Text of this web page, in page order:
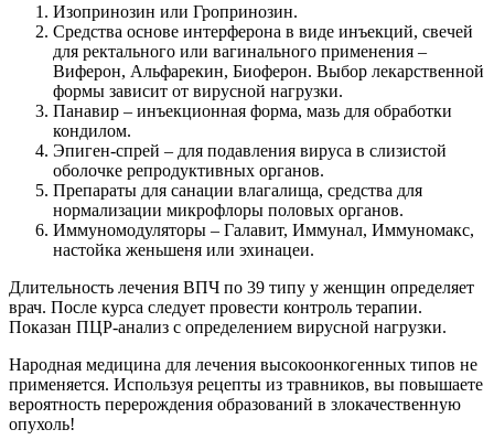
Изопринозин или Гропринозин.
Средства основе интерферона в виде инъекций, свечей
для ректального или вагинального применения –
Виферон, Альфарекин, Биоферон. Выбор лекарственной
формы зависит от вирусной нагрузки.
Панавир – инъекционная форма, мазь для обработки
кондилом.
Эпиген-спрей – для подавления вируса в слизистой
оболочке репродуктивных органов.
Препараты для санации влагалища, средства для
нормализации микрофлоры половых органов.
Иммуномодуляторы – Галавит, Иммунал, Иммуномакс,
настойка женьшеня или эхинацеи.
Длительность лечения ВПЧ по 39 типу у женщин определяет
врач. После курса следует провести контроль терапии.
Показан ПЦР-анализ с определением вирусной нагрузки.
Народная медицина для лечения высокоонкогенных типов не
применяется. Используя рецепты из травников, вы повышаете
вероятность перерождения образований в злокачественную
опухоль!